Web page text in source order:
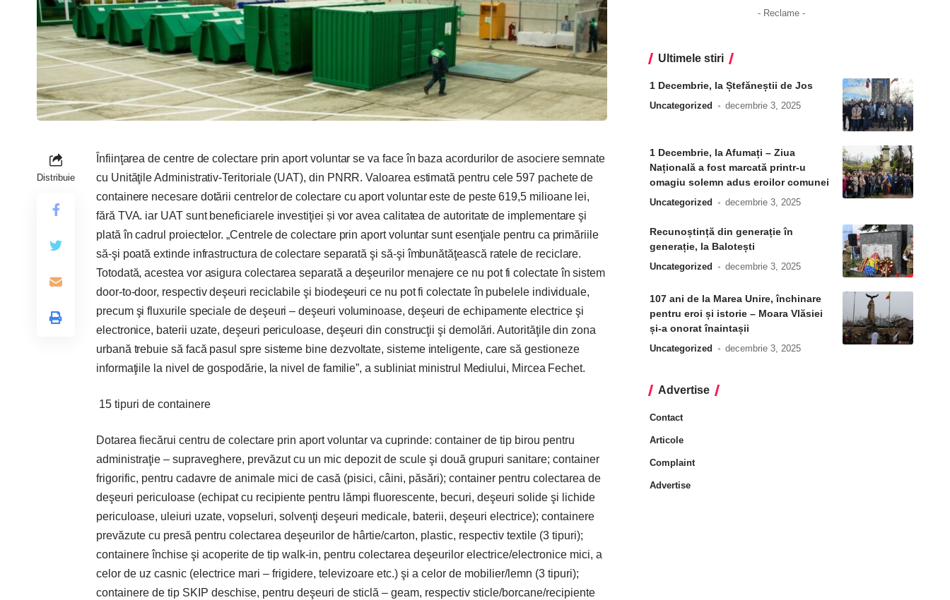
Distribuie
Înfiinţarea de centre de colectare prin aport voluntar se va face în baza acordurilor de asociere semnate
cu Unităţile Administrativ-Teritoriale (UAT), din PNRR. Valoarea estimată pentru cele 597 pachete de
containere necesare dotării centrelor de colectare cu aport voluntar este de peste 619,5 milioane lei,
fără TVA. iar UAT sunt beneficiarele investiţiei și vor avea calitatea de autoritate de implementare şi
plată în cadrul proiectelor. „Centrele de colectare prin aport voluntar sunt esenţiale pentru ca primăriile
să-şi poată extinde infrastructura de colectare separată şi să-şi îmbunătăţească ratele de reciclare.
Totodată, acestea vor asigura colectarea separată a deşeurilor menajere ce nu pot fi colectate în sistem
door-to-door, respectiv deşeuri reciclabile şi biodeşeuri ce nu pot fi colectate în pubelele individuale,
precum şi fluxurile speciale de deşeuri – deşeuri voluminoase, deşeuri de echipamente electrice şi
electronice, baterii uzate, deşeuri periculoase, deşeuri din construcţii şi demolări. Autorităţile din zona
urbană trebuie să facă pasul spre sisteme bine dezvoltate, sisteme inteligente, care să gestioneze
informaţiile la nivel de gospodărie, la nivel de familie”, a subliniat ministrul Mediului, Mircea Fechet.
15 tipuri de containere
Dotarea fiecărui centru de colectare prin aport voluntar va cuprinde: container de tip birou pentru
administraţie – supraveghere, prevăzut cu un mic depozit de scule şi două grupuri sanitare; container
frigorific, pentru cadavre de animale mici de casă (pisici, câini, păsări); container pentru colectarea de
deşeuri periculoase (echipat cu recipiente pentru lămpi fluorescente, becuri, deşeuri solide şi lichide
periculoase, uleiuri uzate, vopseluri, solvenţi deşeuri medicale, baterii, deşeuri electrice); containere
prevăzute cu presă pentru colectarea deşeurilor de hârtie/carton, plastic, respectiv textile (3 tipuri);
containere închise şi acoperite de tip walk-in, pentru colectarea deşeurilor electrice/electronice mici, a
celor de uz casnic (electrice mari – frigidere, televizoare etc.) şi a celor de mobilier/lemn (3 tipuri);
containere de tip SKIP deschise, pentru deşeuri de sticlă – geam, respectiv sticle/borcane/recipiente
- Reclame -
Ultimele stiri
1 Decembrie, la Ștefăneștii de Jos
Uncategorized decembrie 3, 2025
1 Decembrie, la Afumați – Ziua
Națională a fost marcată printr-u
omagiu solemn adus eroilor comunei
Uncategorized decembrie 3, 2025
Recunoștință din generație în
generație, la Balotești
Uncategorized decembrie 3, 2025
107 ani de la Marea Unire, închinare
pentru eroi și istorie – Moara Vlăsiei
și-a onorat înaintașii
Uncategorized decembrie 3, 2025
Advertise
Contact
Articole
Complaint
Advertise